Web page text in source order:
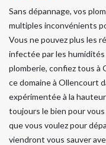
Sans dépannage, vos
multiples inconvénients
Vous ne pouvez plus les
infectée par les
plomberie, confiez tous à
ce domaine à Ollencourt
expérimentée à la
toujours le bien pour
que vous voulez pour
viendront vous sauver